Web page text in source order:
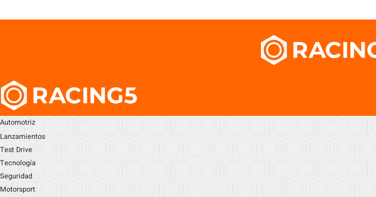
Automotriz
Lanzamientos
Test Drive
Tecnología
Seguridad
Motorsport